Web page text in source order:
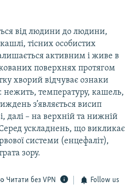
від людини до людини,
тісних особистих
активним і живе в
поверхнях протягом
хворий відчуває ознаки
нежить, температуру, кашель,
з’являється висип
далі – на верхній та нижній
ускладнень, що викликає
системи (енцефаліт),
зору.
Читати без VPN Follow us